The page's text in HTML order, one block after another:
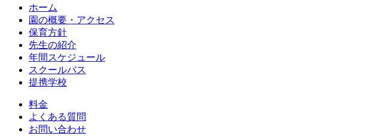
ホーム
園の概要・アクセス
保育方針
先生の紹介
年間スケジュール
スクールバス
提携学校
料金
よくある質問
お問い合わせ